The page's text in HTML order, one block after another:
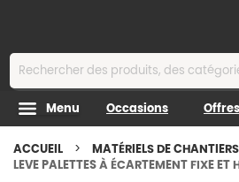
Menu Occasions
ACCUEIL MATÉRIELS DE CHANTIERS
LEVE PALETTES À ÉCARTEMENT FIXE ET